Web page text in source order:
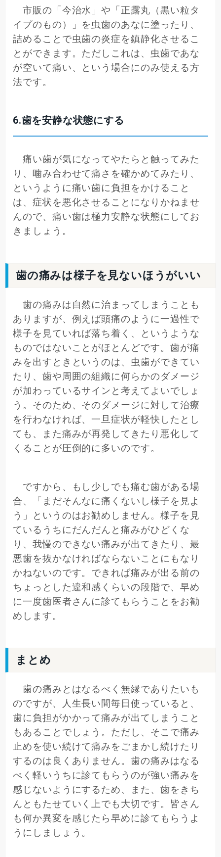
市販の「今治水」や「正露丸（黒い粒タ
イプのもの）」を虫歯のあなに塗ったり、
詰めることで虫歯の炎症を鎮静化させるこ
とができます。ただしこれは、虫歯であな
が空いて痛い、という場合にのみ使える方
法です。
6.歯を安静な状態にする
痛い歯が気になってやたらと触ってみた
り、噛み合わせて痛さを確かめてみたり、
というように痛い歯に負担をかけること
は、症状を悪化させることになりかねませ
んので、痛い歯は極力安静な状態にしてお
きましょう。
歯の痛みは様子を見ないほうがいい
歯の痛みは自然に治まってしまうことも
ありますが、例えば頭痛のように一過性で
様子を見ていれば落ち着く、というような
ものではないことがほとんどです。歯が痛
みを出すときというのは、虫歯ができてい
たり、歯や周囲の組織に何らかのダメージ
が加わっているサインと考えてよいでしょ
う。そのため、そのダメージに対して治療
を行わなければ、一旦症状が軽快したとし
ても、また痛みが再発してきたり悪化して
くることが圧倒的に多いのです。
ですから、もし少しでも痛む歯がある場
合、「まだそんなに痛くないし様子を見よ
う」というのはお勧めしません。様子を見
ているうちにだんだんと痛みがひどくな
り、我慢のできない痛みが出てきたり、最
悪歯を抜かなければならないことにもなり
かねないのです。できれば痛みが出る前の
ちょっとした違和感くらいの段階で、早め
に一度歯医者さんに診てもらうことをお勧
めします。
まとめ
歯の痛みとはなるべく無縁でありたいも
のですが、人生長い間毎日使っていると、
歯に負担がかかって痛みが出てしまうこと
もあることでしょう。ただし、そこで痛み
止めを使い続けて痛みをごまかし続けたり
するのは良くありません。歯の痛みはなる
べく軽いうちに診てもらうのが強い痛みを
感じないようにするため、また、歯をきち
んともたせていく上でも大切です。皆さん
も何か異変を感じたら早めに診てもらうよ
うにしましょう。